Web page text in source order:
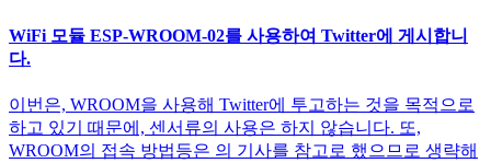
WiFi 모듈 ESP-WROOM-02를 사용하여 Twitter에 게시합니
다.
이번은, WROOM을 사용해 Twitter에 투고하는 것을 목적으로
하고 있기 때문에, 센서류의 사용은 하지 않습니다. 또,
WROOM의 접속 방법등은 의 기사를 참고로 했으므로 생략해